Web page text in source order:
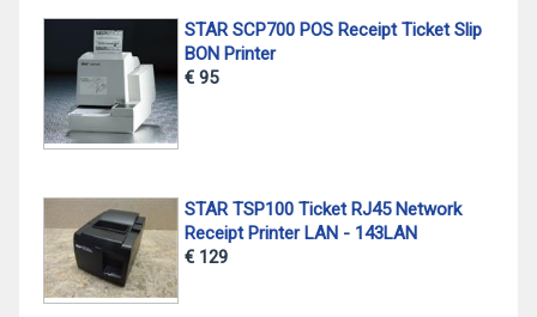
STAR SCP700 POS Receipt Ticket Slip
BON Printer
€ 95
STAR TSP100 Ticket RJ45 Network
Receipt Printer LAN - 143LAN
€ 129